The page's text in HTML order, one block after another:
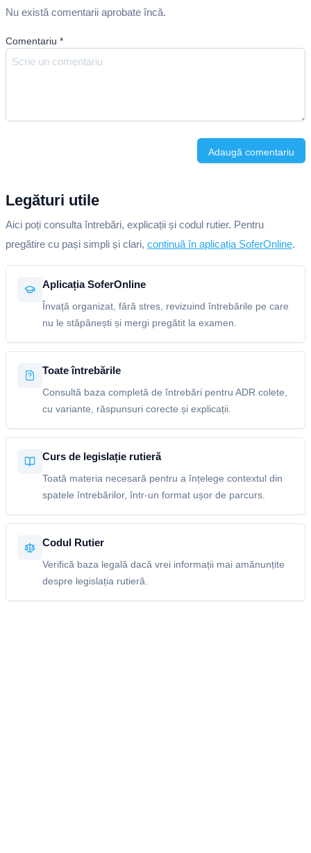
Nu există comentarii aprobate încă.
Comentariu *
Adaugă comentariu
Legături utile
Aici poți consulta întrebări, explicații și codul rutier. Pentru
pregătire cu pași simpli și clari, continuă în aplicația SoferOnline.
Aplicația SoferOnline
Învață organizat, fără stres, revizuind întrebările pe care
nu le stăpânești și mergi pregătit la examen.
Toate întrebările
Consultă baza completă de întrebări pentru ADR colete,
cu variante, răspunsuri corecte și explicații.
Curs de legislație rutieră
Toată materia necesară pentru a înțelege contextul din
spatele întrebărilor, într-un format ușor de parcurs.
Codul Rutier
Verifică baza legală dacă vrei informații mai amănunțite
despre legislația rutieră.